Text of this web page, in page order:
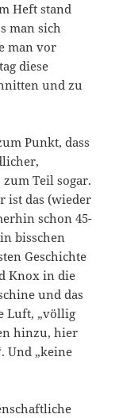
Heft stand
man sich
man vor
diese
und zu
Punkt, dass
Teil sogar.
ist das (wieder
schon 45-
bisschen
Geschichte
Knox in die
und das
Luft, „völlig
hinzu, hier
Und „keine